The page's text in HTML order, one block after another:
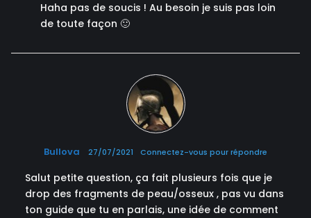
Haha pas de soucis ! Au besoin je suis pas loin
de toute façon 🙂
Bullova 27/07/2021 Connectez-vous pour répondre
Salut petite question, ça fait plusieurs fois que je
drop des fragments de peau/osseux , pas vu dans
ton guide que tu en parlais, une idée de comment